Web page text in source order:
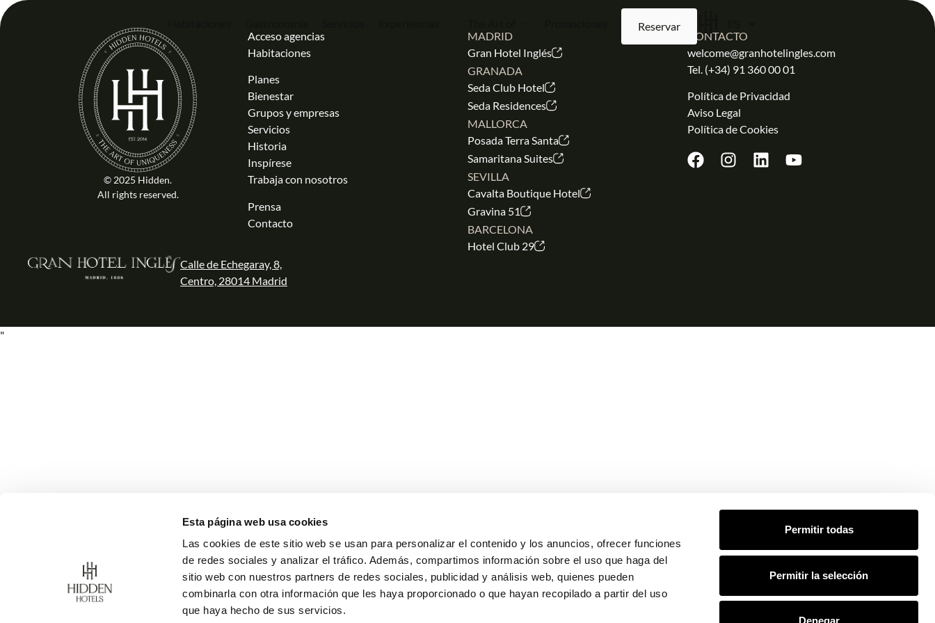
Esta página web usa cookies
Las cookies de este sitio web se usan para personalizar el contenido y los anuncios, ofrecer funciones
de redes sociales y analizar el tráfico. Además, compartimos información sobre el uso que haga del
sitio web con nuestros partners de redes sociales, publicidad y análisis web, quienes pueden
combinarla con otra información que les haya proporcionado o que hayan recopilado a partir del uso
que haya hecho de sus servicios.
Permitir todas
Permitir la selección
Denegar
Reservar
© 2025 Hidden.
All rights reserved.
Acceso agencias
Habitaciones
Planes
Bienestar
Grupos y empresas
Servicios
Historia
Inspírese
Trabaja con nosotros
Prensa
Contacto
MADRID
Gran Hotel Inglés
GRANADA
Seda Club Hotel
Seda Residences
MALLORCA
Posada Terra Santa
Samaritana Suites
SEVILLA
Cavalta Boutique Hotel
Gravina 51
BARCELONA
Hotel Club 29
CONTACTO
welcome@granhotelingles.com
Tel. (+34) 91 360 00 01
Política de Privacidad
Aviso Legal
Política de Cookies
Calle de Echegaray, 8,
Centro, 28014 Madrid
"